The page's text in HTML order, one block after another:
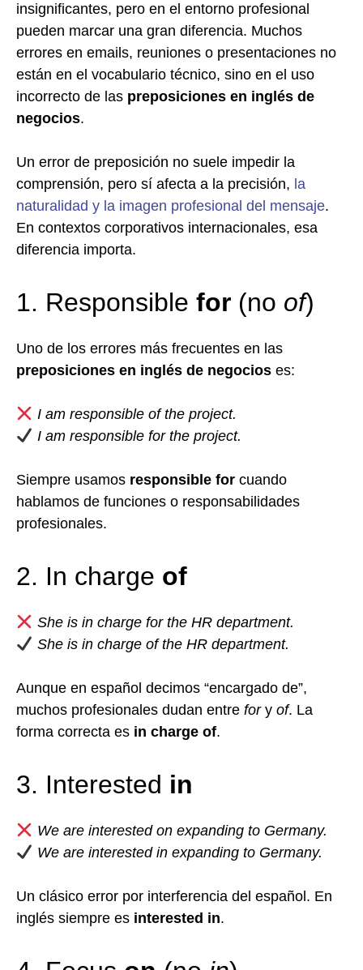
insignificantes, pero en el entorno profesional
pueden marcar una gran diferencia. Muchos
errores en emails, reuniones o presentaciones no
están en el vocabulario técnico, sino en el uso
incorrecto de las preposiciones en inglés de
negocios.
Un error de preposición no suele impedir la
comprensión, pero sí afecta a la precisión, la
naturalidad y la imagen profesional del mensaje.
En contextos corporativos internacionales, esa
diferencia importa.
1. Responsible for (no of)
Uno de los errores más frecuentes en las
preposiciones en inglés de negocios es:
I am responsible of the project.
I am responsible for the project.
Siempre usamos responsible for cuando
hablamos de funciones o responsabilidades
profesionales.
2. In charge of
She is in charge for the HR department.
She is in charge of the HR department.
Aunque en español decimos “encargado de”,
muchos profesionales dudan entre fory of. La
forma correcta es in charge of.
3. Interested in
We are interested on expanding to Germany.
We are interested in expanding to Germany.
Un clásico error por interferencia del español. En
inglés siempre es interested in.